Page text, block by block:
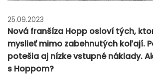
25.09.2023
Nová franšíza Hopp osloví tých,
myslieť mimo zabehnutých koľají.
potešia aj nízke vstupné náklady.
s Hoppom?